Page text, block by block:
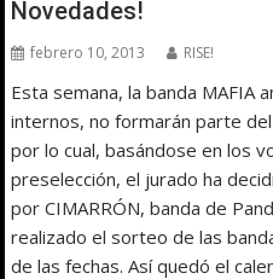
Novedades!
febrero 10, 2013 RISE!
Esta semana, la banda MAFIA
internos, no formarán parte
por lo cual, basándose en los
preselección, el jurado ha
por CIMARRÓN, banda de
realizado el sorteo de las
de las fechas. Así quedó el